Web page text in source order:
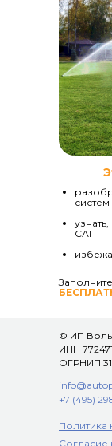
САП
© ИП
ИНН
ОГРНИП
+7 (495)
Согласие
Политика